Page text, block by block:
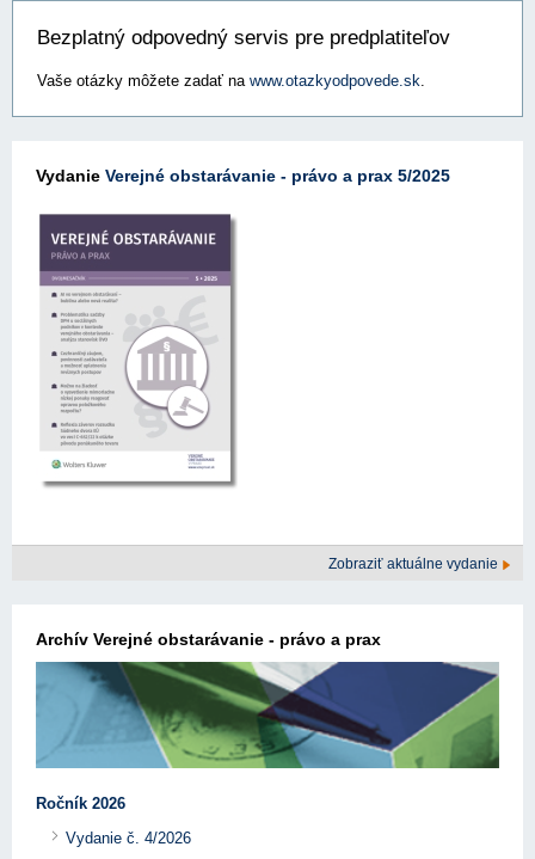
Bezplatný odpovedný servis pre predplatiteľov
Vaše otázky môžete zadať na www.otazkyodpovede.sk.
Vydanie Verejné obstarávanie - právo a prax 5/2025
Zobraziť aktuálne vydanie
Archív Verejné obstarávanie - právo a prax
Ročník 2026
Vydanie č. 4/2026